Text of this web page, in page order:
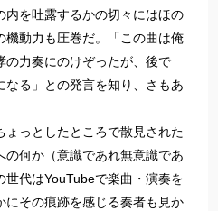
内を吐露するかの切々にはほの
機動力も圧巻だ。「この曲は俺
の力奏にのけぞったが、後で
なる」との発言を知り、さもあ
っとしたところで散見された
何か（意識であれ無意識であ
代はYouTubeで楽曲・演奏を
にその痕跡を感じる奏者も見か